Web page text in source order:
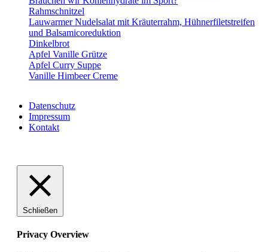
Rahmschnitzel
Lauwarmer Nudelsalat mit Kräuterrahm, Hühnerfiletstreifen
und Balsamicoreduktion
Dinkelbrot
Apfel Vanille Grütze
Apfel Curry Suppe
Vanille Himbeer Creme
Datenschutz
Impressum
Kontakt
Schließen
Privacy Overview